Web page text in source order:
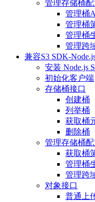
管理存储桶配
管理桶
管理桶
管理桶
管理跨
兼容S3 SDK-
安装 Node.js
初始化客户端
存储桶接口
创建桶
列举桶
获取桶
删除桶
管理存储桶配
获取桶
管理桶
管理跨
对象接口
普通上